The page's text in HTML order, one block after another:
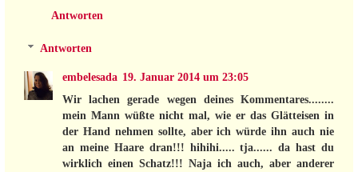
Antworten
Antworten
embelesada 19. Januar 2014 um 23:05
Wir lachen gerade wegen deines Kommentares........
mein Mann wüßte nicht mal, wie er das Glätteisen in
der Hand nehmen sollte, aber ich würde ihn auch nie
an meine Haare dran!!! hihihi..... tja...... da hast du
wirklich einen Schatz!!! Naja ich auch, aber anderer